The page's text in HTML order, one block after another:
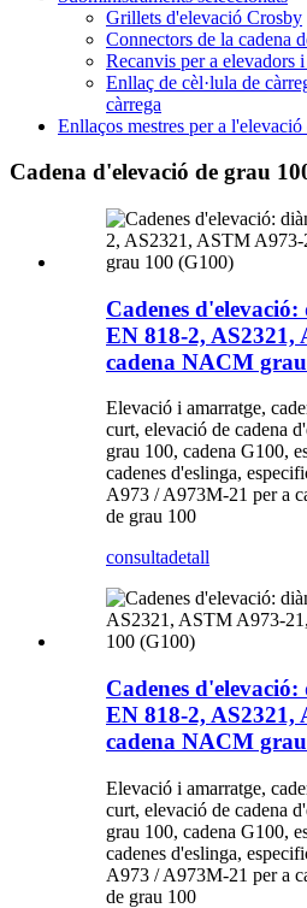
Grillets d'elevació Crosby
Connectors de la cadena
Recanvis per a elevadors
Enllaç de cèl·lula de
càrrega
Enllaços mestres per a
Cadena d'elevació de grau
Cadenes
EN 818-2, AS2321,
cadena NACM
Elevació i amarratge,
curt, elevació de cadena
grau 100, cadena G100,
cadenes d'eslinga,
A973 / A973M-21 per a
de grau 100
consultadetall
Cadenes
EN 818-2, AS2321,
cadena NACM
Elevació i amarratge,
curt, elevació de cadena
grau 100, cadena G100,
cadenes d'eslinga,
A973 / A973M-21 per a
de grau 100